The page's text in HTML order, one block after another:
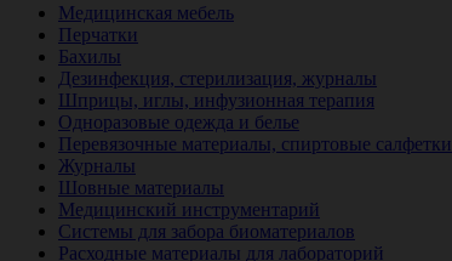
Медицинская мебель
Перчатки
Бахилы
Дезинфекция, стерилизация, журналы
Шприцы, иглы, инфузионная терапия
Одноразовые одежда и белье
Перевязочные материалы, спиртовые салфетки
Журналы
Шовные материалы
Медицинский инструментарий
Системы для забора биоматериалов
Расходные материалы для лабораторий